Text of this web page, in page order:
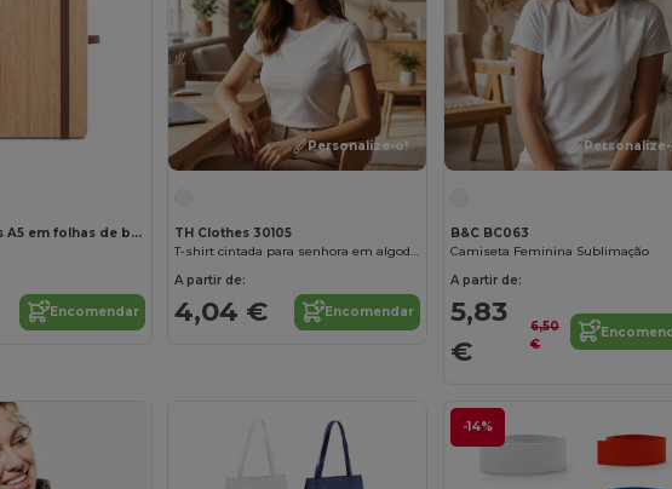
Personalize-o!
Bloco de notas A5 em folhas de bambu e cortiça com folhas pautadas
Encomendar
Personalize-o!
TH Clothes 30105
T-shirt cintada para senhora em algodão. Cor branca
A partir de:
4,04 € Encomendar
B&C BC063
Camiseta Feminina Sublimação
A partir de:
5,83
€
6,50
€
-14%